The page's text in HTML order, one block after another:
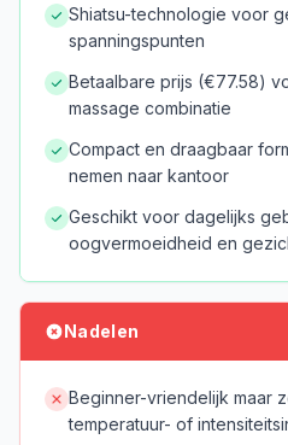
Shiatsu-technologie voor
spanningspunten
Betaalbare prijs (€77.58)
massage combinatie
Compact en draagbaar
nemen naar kantoor
Geschikt voor dagelijks
oogvermoeidheid en
Nadelen
Beginner-vriendelijk maar
temperatuur- of